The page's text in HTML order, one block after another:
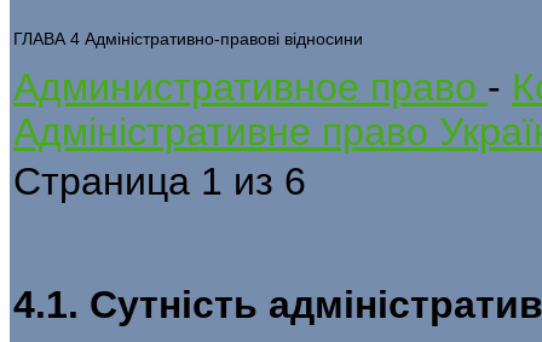
ГЛАВА 4 Адміністративно-правові відносини
Административное право -
Адміністративне право
Страница 1 из 6
4.1. Сутність